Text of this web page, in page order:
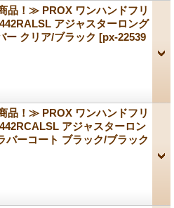
品！≫ PROX ワンハンドフリ
アジャスターロング
ー クリア/ブラック [px-22539
品！≫ PROX ワンハンドフリ
アジャスターロン
バーコート ブラック/ブラック